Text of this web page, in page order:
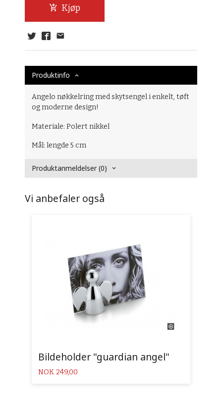
Kjøp
Produktinfo
Angelo nøkkelring med skytsengel i enkelt, tøft
og moderne design!
Materiale: Polert nikkel
Mål: lengde 5 cm
Produktanmeldelser (0)
Vi anbefaler også
Bildeholder "guardian angel"
Pris
NOK 249,00